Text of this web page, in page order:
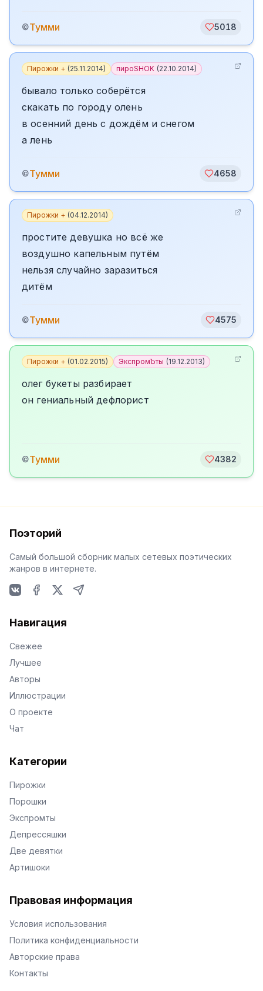
©Тумми 5018
Пирожки + (25.11.2014) пироSHOK (22.10.2014)
бывало только соберётся
скакать по городу олень
в осенний день с дождём и снегом
а лень
©Тумми 4658
Пирожки + (04.12.2014)
простите девушка но всё же
воздушно капельным путём
нельзя случайно заразиться
дитём
©Тумми 4575
Пирожки + (01.02.2015) ЭкспромЪты (19.12.2013)
олег букеты разбирает
он гениальный дефлорист
©Тумми 4382
Поэторий
Самый большой сборник малых сетевых поэтических
жанров в интернете.
Навигация
Свежее
Лучшее
Авторы
Иллюстрации
О проекте
Чат
Категории
Пирожки
Порошки
Экспромты
Депрессяшки
Две девятки
Артишоки
Правовая информация
Условия использования
Политика конфиденциальности
Авторские права
Контакты